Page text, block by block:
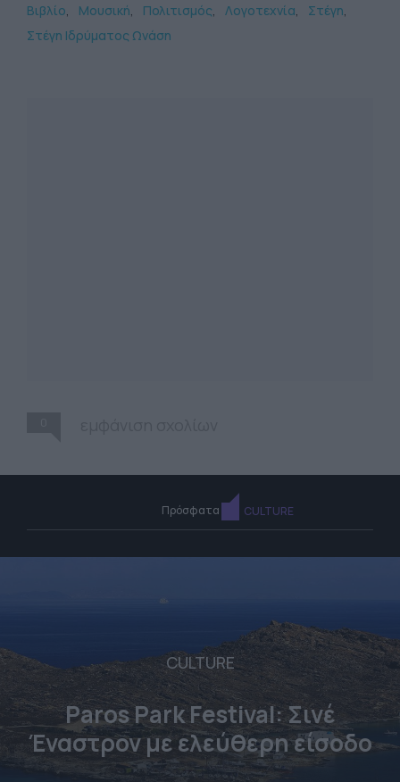
Βιβλίο Μουσική Πολιτισμός Λογοτεχνία
Στέγη
Στέγη Ιδρύματος Ωνάση
Πρόσφατα CULTURE
CULTURE
Paros Park Festival: Σινέ
Έναστρον με ελεύθερη είσοδο